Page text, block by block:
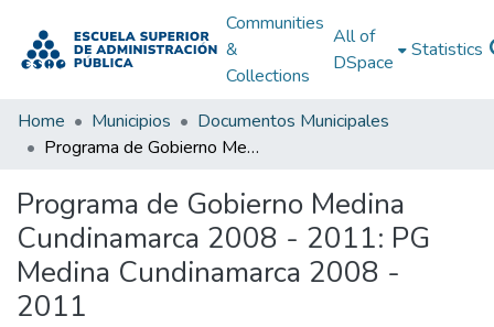
Communities
&
Collections
All of
DSpace
Statistics
Home Municipios
Documentos Municipales
Programa de Gobierno Medina Cundinamarca 2008 - 2011: PG Medina Cundinamarca 2008 - 2011
Programa de Gobierno Medina
Cundinamarca 2008 - 2011: PG
Medina Cundinamarca 2008 -
2011